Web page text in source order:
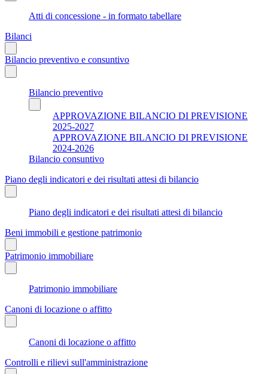
Atti di concessione - in formato tabellare
Bilanci
Bilancio preventivo e consuntivo
Bilancio preventivo
APPROVAZIONE BILANCIO DI PREVISIONE
2025-2027
APPROVAZIONE BILANCIO DI PREVISIONE
2024-2026
Bilancio consuntivo
Piano degli indicatori e dei risultati attesi di bilancio
Piano degli indicatori e dei risultati attesi di bilancio
Beni immobili e gestione patrimonio
Patrimonio immobiliare
Patrimonio immobiliare
Canoni di locazione o affitto
Canoni di locazione o affitto
Controlli e rilievi sull'amministrazione